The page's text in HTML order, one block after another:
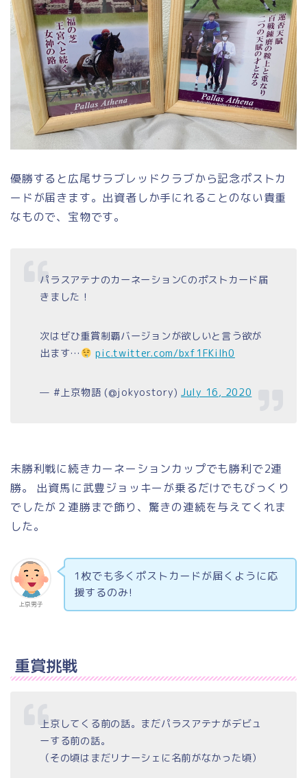
優勝すると広尾サラブレッドクラブから記念ポストカ
ードが届きます。出資者しか手にれることのない貴重
なもので、宝物です。
パラスアテナのカーネーションCのポストカード届
きました！
次はぜひ重賞制覇バージョンが欲しいと言う欲が
出ます…
pic.twitter.com/bxf1FKiIh0
— #上京物語 (@jokyostory)July 16, 2020
未勝利戦に続きカーネーションカップでも勝利で2連
勝。 出資馬に武豊ジョッキーが乗るだけでもびっくり
でしたが２連勝まで飾り、驚きの連続を与えてくれま
した。
上京男子
1枚でも多くポストカードが届くように応
援するのみ!
重賞挑戦
上京してくる前の話。まだパラスアテナがデビュ
ーする前の話。
（その頃はまだリナーシェに名前がなかった頃）